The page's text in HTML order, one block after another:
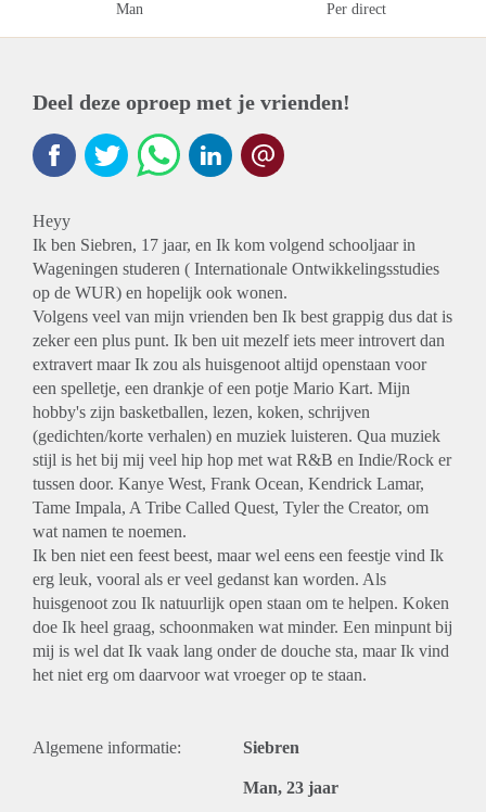
Man Per direct
Deel deze oproep met je vrienden!
Heyy
Ik ben Siebren, 17 jaar, en Ik kom volgend schooljaar in
Wageningen studeren ( Internationale Ontwikkelingsstudies
op de WUR) en hopelijk ook wonen.
Volgens veel van mijn vrienden ben Ik best grappig dus dat is
zeker een plus punt. Ik ben uit mezelf iets meer introvert dan
extravert maar Ik zou als huisgenoot altijd openstaan voor
een spelletje, een drankje of een potje Mario Kart. Mijn
hobby's zijn basketballen, lezen, koken, schrijven
(gedichten/korte verhalen) en muziek luisteren. Qua muziek
stijl is het bij mij veel hip hop met wat R&B en Indie/Rock er
tussen door. Kanye West, Frank Ocean, Kendrick Lamar,
Tame Impala, A Tribe Called Quest, Tyler the Creator, om
wat namen te noemen.
Ik ben niet een feest beest, maar wel eens een feestje vind Ik
erg leuk, vooral als er veel gedanst kan worden. Als
huisgenoot zou Ik natuurlijk open staan om te helpen. Koken
doe Ik heel graag, schoonmaken wat minder. Een minpunt bij
mij is wel dat Ik vaak lang onder de douche sta, maar Ik vind
het niet erg om daarvoor wat vroeger op te staan.
Algemene informatie: Siebren
Man, 23 jaar